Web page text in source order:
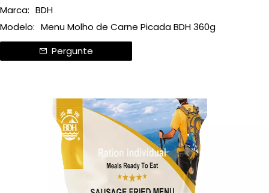
Marca: BDH
Modelo: Menu Molho de Carne Picada BDH 360g
Pergunte